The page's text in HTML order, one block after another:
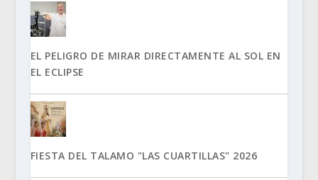
EL PELIGRO DE MIRAR DIRECTAMENTE AL SOL EN
EL ECLIPSE
FIESTA DEL TALAMO "LAS CUARTILLAS" 2026